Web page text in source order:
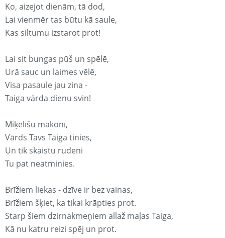
Ko, aizejot dienām, tā dod,
Lai vienmēr tas būtu kā saule,
Kas siltumu izstarot prot!
Lai sit bungas pūš un spēlē,
Urā sauc un laimes vēlē,
Visa pasaule jau zina -
Taiga vārda dienu svin!
Miķelīšu mākonī,
Vārds Tavs Taiga tinies,
Un tik skaistu rudeni
Tu pat neatminies.
Brīžiem liekas - dzīve ir bez vainas,
Brīžiem šķiet, ka tikai krāpties prot.
Starp šiem dzirnakmeņiem allaž maļas Taiga,
Kā nu katru reizi spēj un prot.